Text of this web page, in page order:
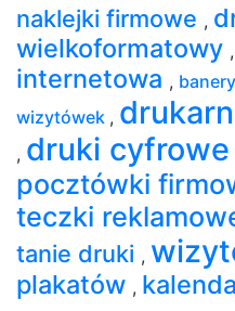
naklejki firmowe ,
wielkoformatowy ,
internetowa ,
wizytówek ,
, druki cyfrowe
pocztówki
teczki
tanie druki ,
plakatów ,